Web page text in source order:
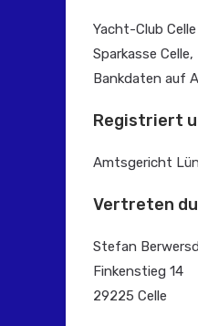
Yacht-Club Celle
Sparkasse Celle,
Bankdaten auf
Registriert
Amtsgericht
Vertreten
Stefan
Finkenstieg 14
29225 Celle